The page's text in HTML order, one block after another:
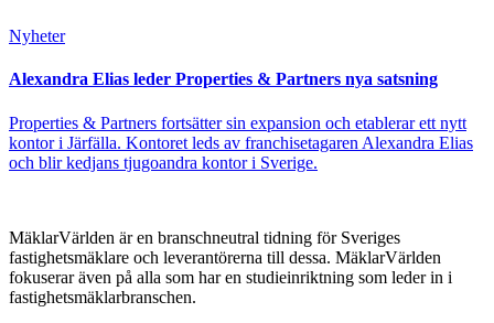
Nyheter
Alexandra Elias leder Properties & Partners nya satsning
Properties & Partners fortsätter sin expansion och etablerar ett nytt
kontor i Järfälla. Kontoret leds av franchisetagaren Alexandra Elias
och blir kedjans tjugoandra kontor i Sverige.
MäklarVärlden är en branschneutral tidning för Sveriges
fastighetsmäklare och leverantörerna till dessa. MäklarVärlden
fokuserar även på alla som har en studieinriktning som leder in i
fastighetsmäklarbranschen.